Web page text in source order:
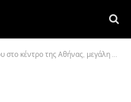
Αθήνας, μεγάλη κινητοποίηση της Πυροσβεστικής